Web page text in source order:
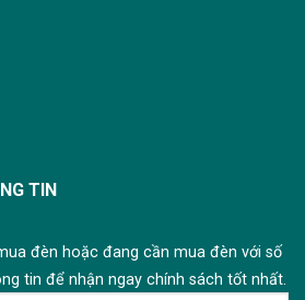
TIN
đèn hoặc đang cần mua đèn với số
tin để nhận ngay chính sách tốt nhất.